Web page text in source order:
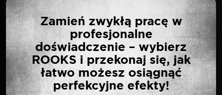
NAPISZ PIERWSZĄ
OPINIĘ O „SELTA
PRZEDŁUŻKA UDAROWA
1/2″ 125 MM”
Twój adres email nie zostanie opublikowany.
Zamień zwykłą pracę w
profesjonalne
doświadczenie – wybierz
ROOKS i przekonaj się, jak
łatwo możesz osiągnąć
perfekcyjne efekty!